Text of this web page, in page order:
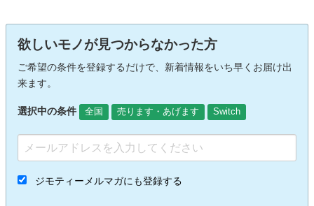
欲しいモノが見つからなかった方
ご希望の条件を登録するだけで、新着情報をいち早くお届け出
来ます。
選択中の条件 全国 売ります・あげます Switch
ジモティーメルマガにも登録する